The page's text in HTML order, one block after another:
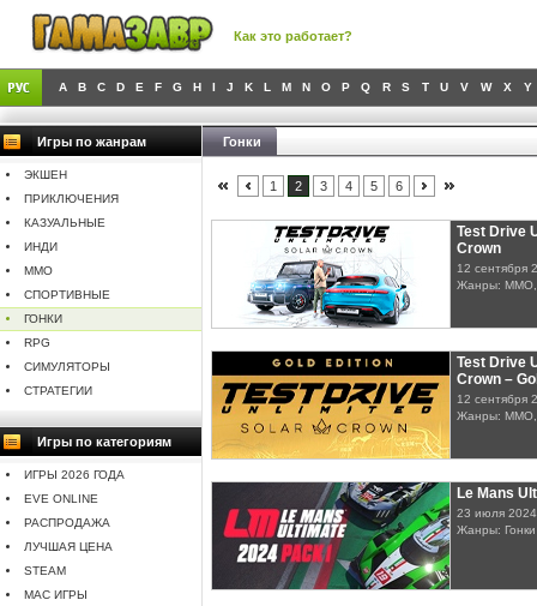
Как это работает?
A B C D E F G H I J K L M N O P Q R S T U V W X Y
Игры по жанрам
ЭКШЕН
ПРИКЛЮЧЕНИЯ
КАЗУАЛЬНЫЕ
ИНДИ
MMO
СПОРТИВНЫЕ
ГОНКИ
RPG
СИМУЛЯТОРЫ
СТРАТЕГИИ
Игры по категориям
ИГРЫ 2026 ГОДА
EVE ONLINE
РАСПРОДАЖА
ЛУЧШАЯ ЦЕНА
STEAM
MAC ИГРЫ
Гонки
1 2 3 4 5 6
Test Drive
Crown
12 сентября
Жанры:
Test Drive
Crown –
12 сентября
Жанры:
Le Mans
23 июля 2024
Жанры: Гонки